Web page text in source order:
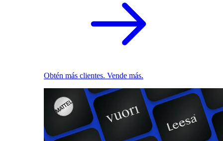
Obtén más clientes. Vende más.